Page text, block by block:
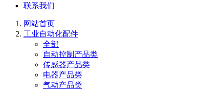
联系我们
网站首页
工业自动化配件
全部
自动控制产品类
传感器产品类
电器产品类
气动产品类